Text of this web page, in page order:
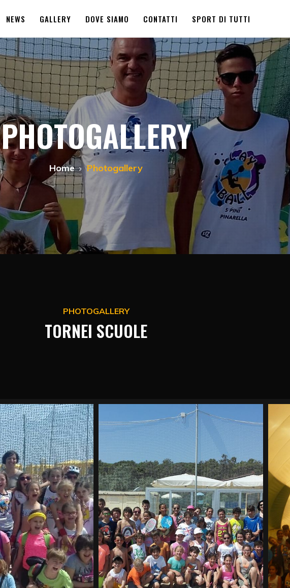
NEWS GALLERY DOVE SIAMO CONTATTI SPORT DI TUTTI
PHOTOGALLERY
Home Photogallery
PHOTOGALLERY
TORNEI SCUOLE